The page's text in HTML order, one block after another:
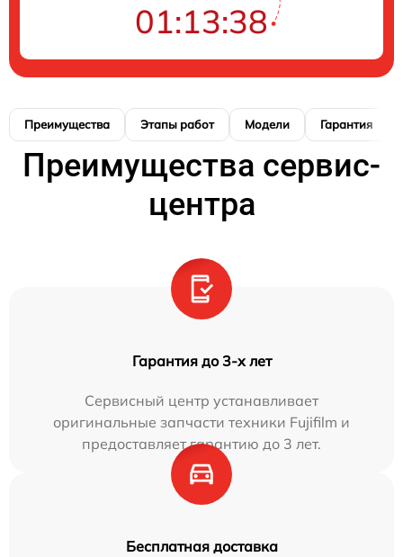
01:13:37
Преимущества Этапы работ Модели Гарантия
Преимущества сервис-
центра
Гарантия до 3-х лет
Сервисный центр устанавливает
оригинальные запчасти техники Fujifilm и
предоставляет гарантию до 3 лет.
Бесплатная доставка